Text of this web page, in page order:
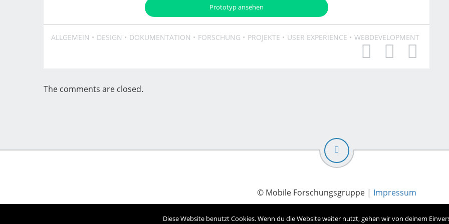
Prototyp ansehen
ALLGEMEIN DESIGN DOKUMENTATION FORSCHUNG PROJEKTE USER EXPERIENCE WEBDEVELOPMENT
The comments are closed.
© Mobile Forschungsgruppe | Impressum
Diese Website benutzt Cookies. Wenn du die Website weiter nutzt, gehen wir von deinem